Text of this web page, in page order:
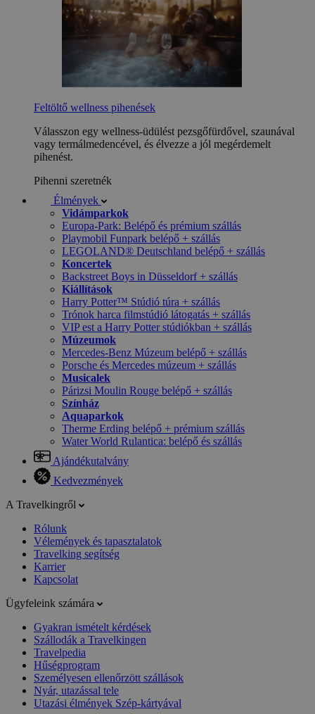
Feltöltő wellness pihenések
Válasszon egy wellness-üdülést pezsgőfürdővel, szaunával
vagy termálmedencével, és élvezze a jól megérdemelt
pihenést.
Pihenni szeretnék
Élmények
Vidámparkok
Europa-Park: Belépő és prémium szállás
Playmobil Funpark belépő + szállás
LEGOLAND® Deutschland belépő + szállás
Koncertek
Backstreet Boys in Düsseldorf + szállás
Kiállítások
Harry Potter™ Stúdió túra + szállás
Trónok harca filmstúdió látogatás + szállás
VIP est a Harry Potter stúdiókban + szállás
Múzeumok
Mercedes-Benz Múzeum belépő + szállás
Porsche és Mercedes múzeum + szállás
Musicalek
Párizsi Moulin Rouge belépő + szállás
Színház
Aquaparkok
Therme Erding belépő + prémium szállás
Water World Rulantica: belépő és szállás
Ajándékutalvány
Kedvezmények
A Travelkingről
Rólunk
Vélemények és tapasztalatok
Travelking segítség
Karrier
Kapcsolat
Ügyfeleink számára
Gyakran ismételt kérdések
Szállodák a Travelkingen
Travelpedia
Hűségprogram
Személyesen ellenőrzött szállások
Nyár, utazással tele
Utazási élmények Szép-kártyával